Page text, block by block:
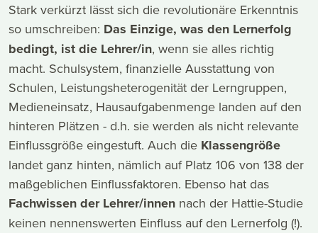
Stark verkürzt lässt sich die revolutionäre Erkenntnis
so umschreiben: Das Einzige, was den Lernerfolg
bedingt, ist die Lehrer/in, wenn sie alles richtig
macht. Schulsystem, finanzielle Ausstattung von
Schulen, Leistungsheterogenität der Lerngruppen,
Medieneinsatz, Hausaufgabenmenge landen auf den
hinteren Plätzen - d.h. sie werden als nicht relevante
Einflussgröße eingestuft. Auch die Klassengröße
landet ganz hinten, nämlich auf Platz 106 von 138 der
maßgeblichen Einflussfaktoren. Ebenso hat das
Fachwissen der Lehrer/innen nach der Hattie-Studie
keinen nennenswerten Einfluss auf den Lernerfolg (!).